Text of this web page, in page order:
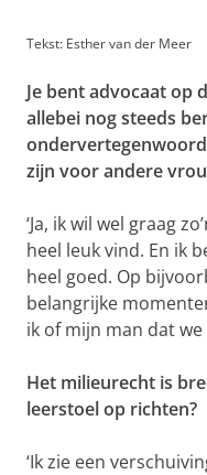
Tekst: Esther van der Meer
Je bent advocaat op
allebei nog steeds
zijn voor andere
‘Ja, ik wil wel graag
heel leuk vind. En ik
heel goed. Op
belangrijke
ik of mijn man dat
Het milieurecht is
leerstoel op richten?
‘Ik zie een